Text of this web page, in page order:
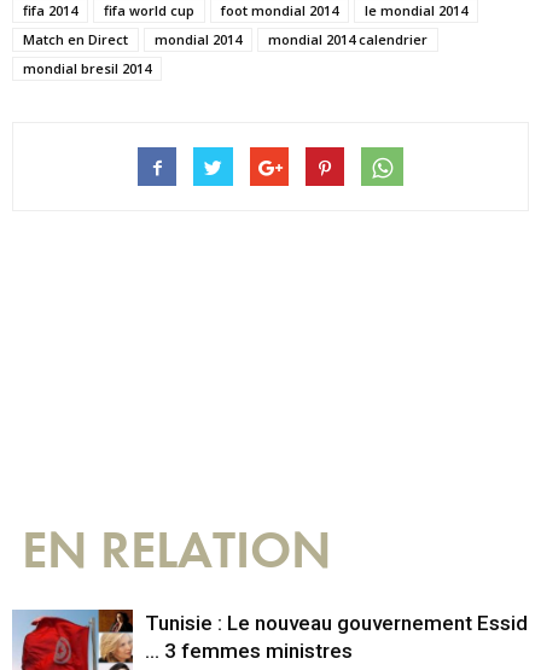
fifa 2014
fifa world cup foot mondial 2014
le mondial 2014
Match en Direct
mondial 2014
mondial 2014 calendrier
mondial bresil 2014
EN RELATION
Tunisie : Le nouveau gouvernement Essid
… 3 femmes ministres